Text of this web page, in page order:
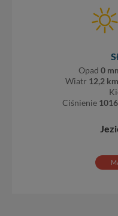
Opad 0
Wiatr 12,2
Ciśnienie